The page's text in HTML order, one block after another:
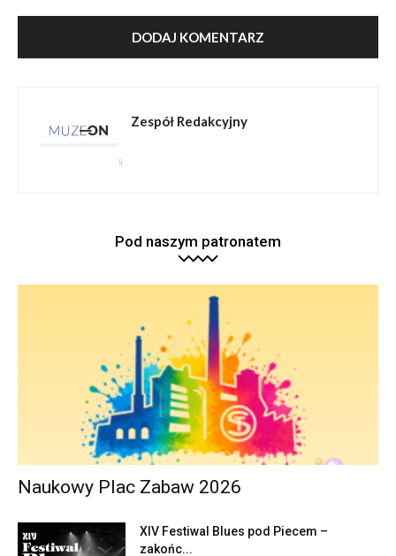
Zespół Redakcyjny
Pod naszym patronatem
Naukowy Plac Zabaw 2026
XIV Festiwal Blues pod Piecem –
zakońc...